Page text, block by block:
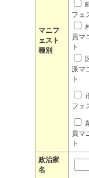
マニフ
ェスト
種別
フェ
員マ
ト
派マ
ト
フェ
員マ
ト
政治家
名